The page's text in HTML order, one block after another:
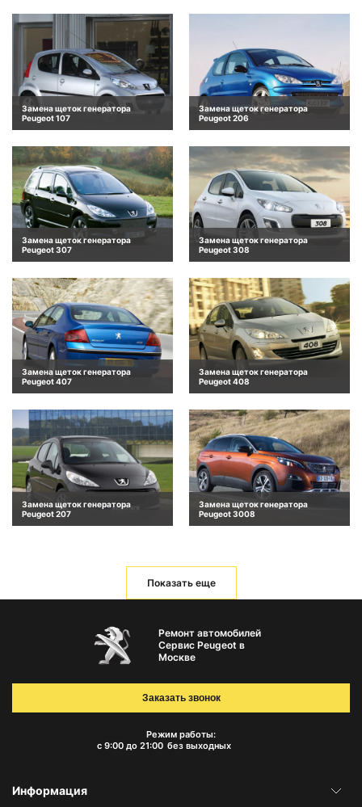
Замена щеток генератора
Peugeot 107
Замена щеток генератора
Peugeot 206
Замена щеток генератора
Peugeot 307
Замена щеток генератора
Peugeot 308
Замена щеток генератора
Peugeot 407
Замена щеток генератора
Peugeot 408
Замена щеток генератора
Peugeot 207
Замена щеток генератора
Peugeot 3008
Показать еще
Ремонт автомобилей
Сервис Peugeot в
Москве
Режим работы:
с 9:00 до 21:00 без выходных
Заказать звонок
Информация